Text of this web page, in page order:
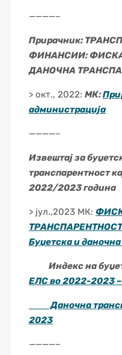
————–
Прирачник:
ФИНАНСИИ:
ДАНОЧНА
> окт., 2022: МК:
администрација
————–
Извештај за
транспарентност
2022/2023 година
> јул.,2023 МК:
Буџетска и
Индекс на
ЕЛС во 2022-2023
Даночна
2023
————–